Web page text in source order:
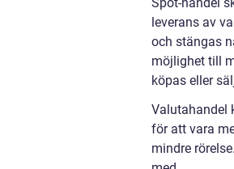
Spot-handel
leverans av
och stängas
möjlighet till
köpas eller
Valutahandel
för att vara
mindre